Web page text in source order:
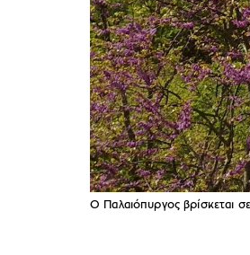
Ο Παλαιόπυργος βρίσκεται